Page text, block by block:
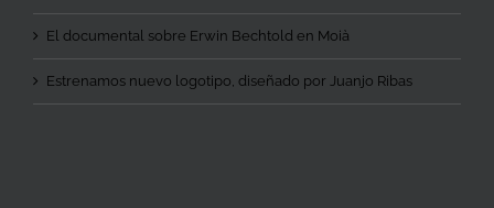
El documental sobre Erwin Bechtold en Moià
Estrenamos nuevo logotipo, diseñado por Juanjo Ribas